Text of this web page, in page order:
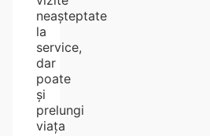
neașteptate
la
service,
dar
poate
și
prelungi
viața